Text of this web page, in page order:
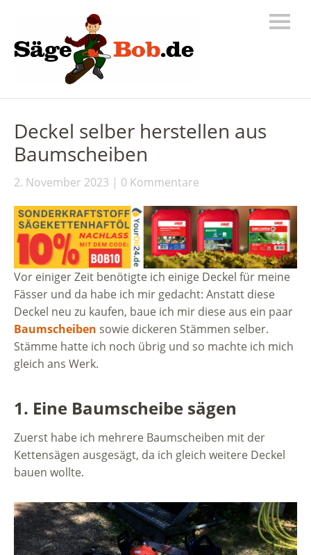
Deckel selber herstellen aus
Baumscheiben
2. November 2023 0 Kommentare
Vor einiger Zeit benötigte ich einige Deckel für meine
Fässer und da habe ich mir gedacht: Anstatt diese
Deckel neu zu kaufen, baue ich mir diese aus ein paar
Baumscheiben sowie dickeren Stämmen selber.
Stämme hatte ich noch übrig und so machte ich mich
gleich ans Werk.
1. Eine Baumscheibe sägen
Zuerst habe ich mehrere Baumscheiben mit der
Kettensägen ausgesägt, da ich gleich weitere Deckel
bauen wollte.